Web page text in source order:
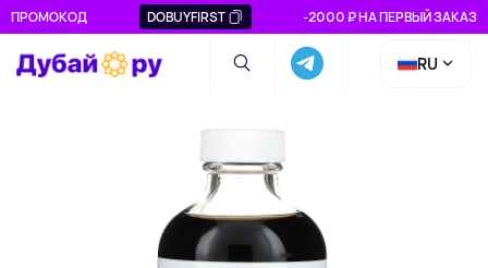
ПРОМОКОД DOBUYFIRST -2000 ₽ НА ПЕРВЫЙ ЗАКАЗ
RU